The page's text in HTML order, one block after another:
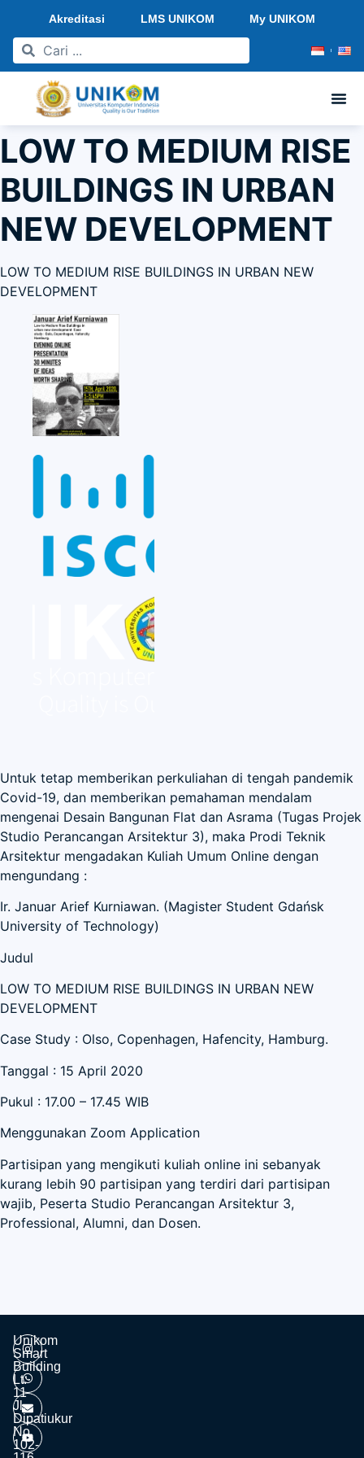
Akreditasi LMS UNIKOM My UNIKOM
LOW TO MEDIUM RISE
BUILDINGS IN URBAN
NEW DEVELOPMENT
LOW TO MEDIUM RISE BUILDINGS IN URBAN NEW
DEVELOPMENT
Untuk tetap memberikan perkuliahan di tengah pandemik
Covid-19, dan memberikan pemahaman mendalam
mengenai Desain Bangunan Flat dan Asrama (Tugas Projek
Studio Perancangan Arsitektur 3), maka Prodi Teknik
Arsitektur mengadakan Kuliah Umum Online dengan
mengundang :
Ir. Januar Arief Kurniawan. (Magister Student Gdańsk
University of Technology)
Judul
LOW TO MEDIUM RISE BUILDINGS IN URBAN NEW
DEVELOPMENT
Case Study : Olso, Copenhagen, Hafencity, Hamburg.
Tanggal : 15 April 2020
Pukul : 17.00 – 17.45 WIB
Menggunakan Zoom Application
Partisipan yang mengikuti kuliah online ini sebanyak
kurang lebih 90 partisipan yang terdiri dari partisipan
wajib, Peserta Studio Perancangan Arsitektur 3,
Professional, Alumni, dan Dosen.
Unikom
Smart
Building
Lt.
11
Jl.
Dipatiukur
No.
102-